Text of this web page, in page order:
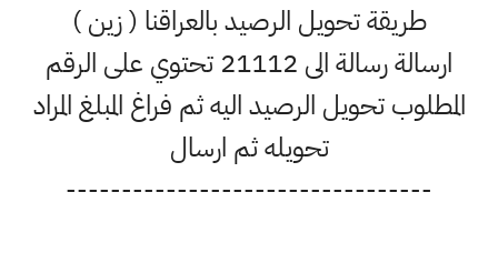
طريقة تحويل الرصيد بالعراقنا ( زين )
ارسالة رسالة الى 21112 تحتوي على الرقم
المطلوب تحويل الرصيد اليه ثم فراغ المبلغ المراد
تحويله ثم ارسال
---------------------------------